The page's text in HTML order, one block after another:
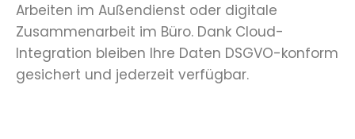
Arbeiten im Außendienst oder digitale
Zusammenarbeit im Büro. Dank Cloud-
Integration bleiben Ihre Daten DSGVO-konform
gesichert und jederzeit verfügbar.